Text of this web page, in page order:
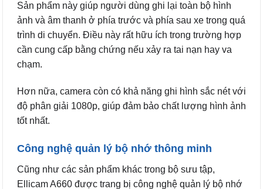
Sản phẩm này giúp người dùng ghi lại toàn bộ hình
ảnh và âm thanh ở phía trước và phía sau xe trong quá
trình di chuyển. Điều này rất hữu ích trong trường hợp
cần cung cấp bằng chứng nếu xảy ra tai nạn hay va
chạm.
Hơn nữa, camera còn có khả năng ghi hình sắc nét với
độ phân giải 1080p, giúp đảm bảo chất lượng hình ảnh
tốt nhất.
Công nghệ quản lý bộ nhớ thông minh
Cũng như các sản phẩm khác trong bộ sưu tập,
Ellicam A660 được trang bị công nghệ quản lý bộ nhớ